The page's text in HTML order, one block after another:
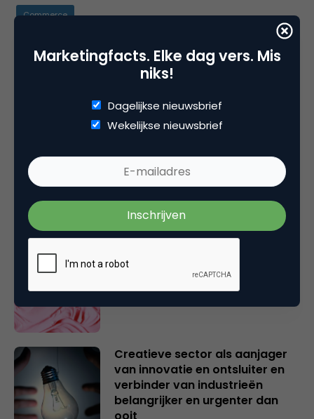
Commerce
ingelogd zijn opom een reactie te
Gerelateerde artikelen
Wake-upcall voor ontwerpers
Creatieve sector als aanjager
van innovatie en ontsluiter en
verbinder van industrieën
belangrijker en urgenter dan
ooit
Marketingfacts. Elke dag vers. Mis
niks!
Dagelijkse nieuwsbrief
Wekelijkse nieuwsbrief